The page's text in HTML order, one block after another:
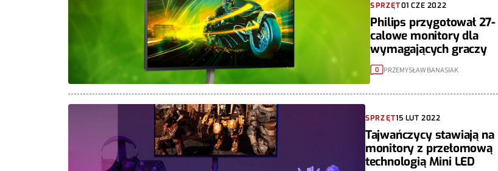
SPRZĘT01 CZE 2022
Philips przygotował 27-
calowe monitory dla
wymagających graczy
0 PRZEMYSŁAW BANASIAK
SPRZĘT15 LUT 2022
Tajwańczycy stawiają na
monitory z przełomową
technologią Mini LED